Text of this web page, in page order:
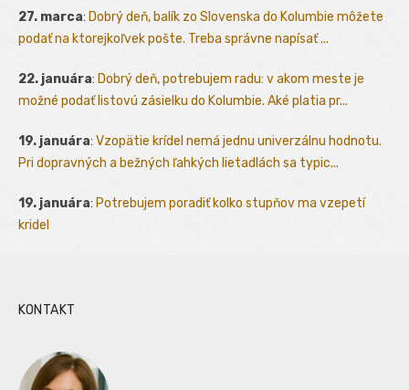
27. marca: Dobrý deň, balík zo Slovenska do Kolumbie môžete
podať na ktorejkoľvek pošte. Treba správne napísať ...
22. januára: Dobrý deň, potrebujem radu: v akom meste je
možné podať listovú zásielku do Kolumbie. Aké platia pr...
19. januára: Vzopätie krídel nemá jednu univerzálnu hodnotu.
Pri dopravných a bežných ľahkých lietadlách sa typic...
19. januára: Potrebujem poradiť kolko stupňov ma vzepetí
kridel
KONTAKT